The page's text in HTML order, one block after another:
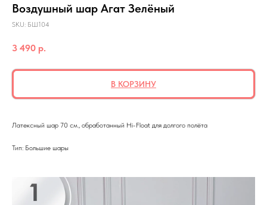
Воздушный шар Агат Зелёный
SKU: БШ104
3 490 р.
В КОРЗИНУ
Латексный шар 70 см., обработанный Hi-Float для долгого полёта
Тип: Большие шары